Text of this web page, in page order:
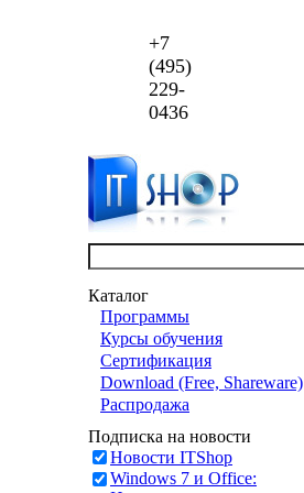
+7
(495)
229-
0436
Каталог
Программы
Курсы обучения
Сертификация
Download (Free, Shareware)
Распродажа
Подписка на новости
Новости ITShop
Windows 7 и Office: